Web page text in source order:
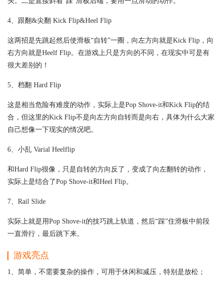
4、跟翻&尖翻 Kick Flip&Heel Flip
这两招是先跳起然后使滑板“自转”一圈，向左方向就是Kick Flip，向
右方向就是Heelf Flip。在游戏上只是方向的不同，在现实中可是有
很大差别的！
5、档翻 Hard Flip
这是相当危险有难度的动作，实际上是Pop Shove-it和Kick Flip的结
合，但这里的Kick Flip不是向左方向自转而是向右，具体为什么大家
自己想像一下现实的情况吧。
6、小乱 Varial Heelflip
和Hard Flip很像，只是自转的方向反了，变成了向左翻转的动作，
实际上是结合了Pop Shove-it和Heel Flip。
7、Rail Slide
实际上就是用Pop Shove-it的技巧跳上轨道，然后“踩”住滑板中前段
一直滑行，最后跳下来。
游戏亮点
1、简单，不需要复杂的操作，可用于休闲和减压，特别是放松；